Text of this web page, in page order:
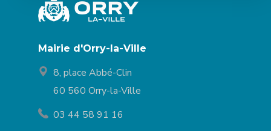
Mairie d'Orry-la-Ville
8, place Abbé-Clin
60 560 Orry-la-Ville
03 44 58 91 16